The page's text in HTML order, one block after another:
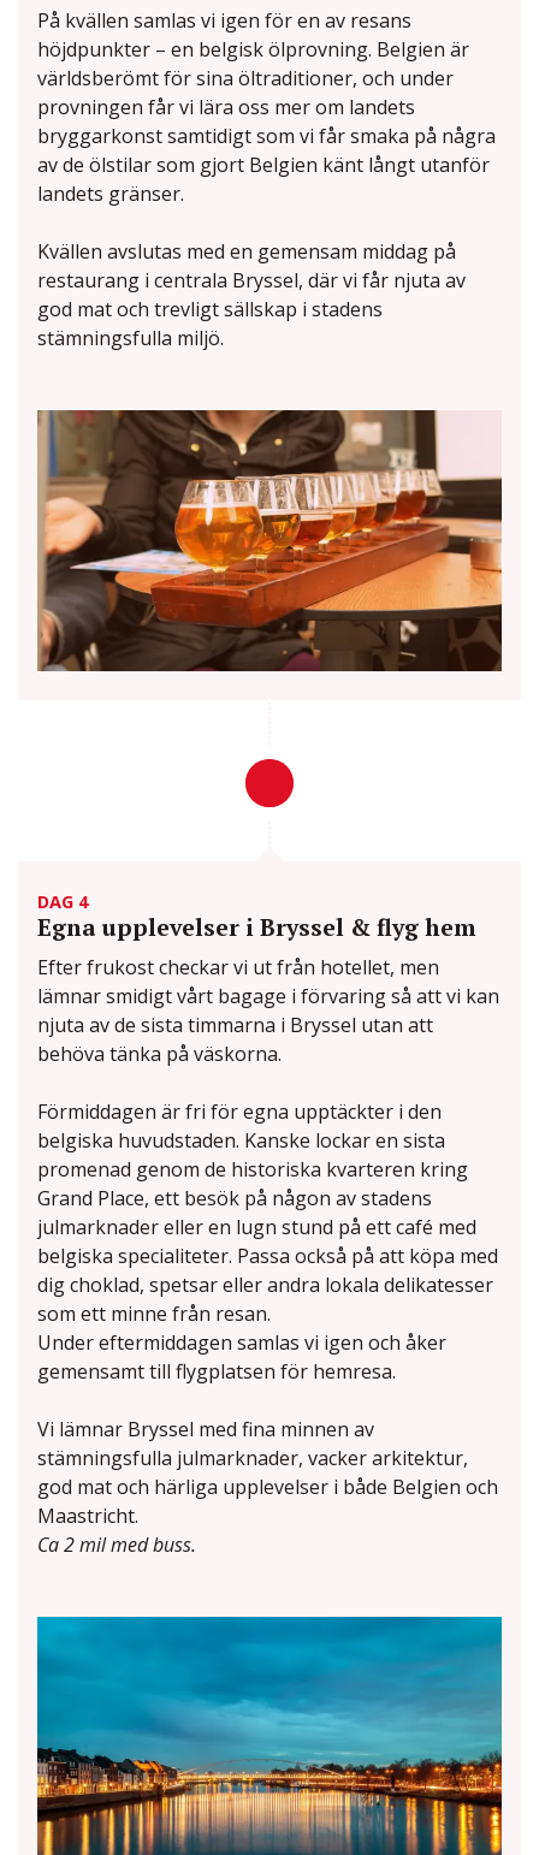
På kvällen samlas vi igen för en av resans
höjdpunkter – en belgisk ölprovning. Belgien är
världsberömt för sina öltraditioner, och under
provningen får vi lära oss mer om landets
bryggarkonst samtidigt som vi får smaka på några
av de ölstilar som gjort Belgien känt långt utanför
landets gränser.
Kvällen avslutas med en gemensam middag på
restaurang i centrala Bryssel, där vi får njuta av
god mat och trevligt sällskap i stadens
stämningsfulla miljö.
DAG 4
Egna upplevelser i Bryssel & flyg hem
Efter frukost checkar vi ut från hotellet, men
lämnar smidigt vårt bagage i förvaring så att vi kan
njuta av de sista timmarna i Bryssel utan att
behöva tänka på väskorna.
Förmiddagen är fri för egna upptäckter i den
belgiska huvudstaden. Kanske lockar en sista
promenad genom de historiska kvarteren kring
Grand Place, ett besök på någon av stadens
julmarknader eller en lugn stund på ett café med
belgiska specialiteter. Passa också på att köpa med
dig choklad, spetsar eller andra lokala delikatesser
som ett minne från resan.
Under eftermiddagen samlas vi igen och åker
gemensamt till flygplatsen för hemresa.
Vi lämnar Bryssel med fina minnen av
stämningsfulla julmarknader, vacker arkitektur,
god mat och härliga upplevelser i både Belgien och
Maastricht.
Ca 2 mil med buss.